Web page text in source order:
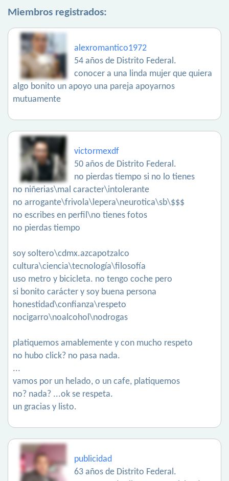
Miembros registrados:
alexromantico1972
54 años de Distrito Federal.
conocer a una linda mujer que quiera
algo bonito un apoyo una pareja apoyarnos
mutuamente
victormexdf
50 años de Distrito Federal.
no pierdas tiempo si no lo tienes
no niñerias\mal caracter\intolerante
no arrogante\frivola\lepera\neurotica\sb\$$$
no escribes en perfil\no tienes fotos
no pierdas tiempo
soy soltero\cdmx.azcapotzalco
cultura\ciencia\tecnología\filosofía
uso metro y bicicleta. no tengo coche pero
si bonito carácter y soy buena persona
honestidad\confianza\respeto
nocigarro\noalcohol\nodrogas
platiquemos amablemente y con mucho respeto
no hubo click? no pasa nada.
...
vamos por un helado, o un cafe, platiquemos
no? nada? ...ok se respeta.
un gracias y listo.
publicidad
63 años de Distrito Federal.